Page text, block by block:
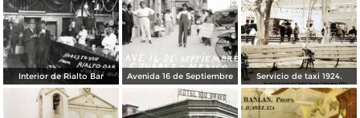
Interior de Rialto Bar Avenida 16 de Septiembre Servicio de taxi 1924.